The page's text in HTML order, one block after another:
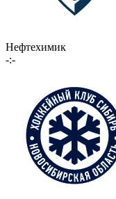
Нефтехимик
-:-